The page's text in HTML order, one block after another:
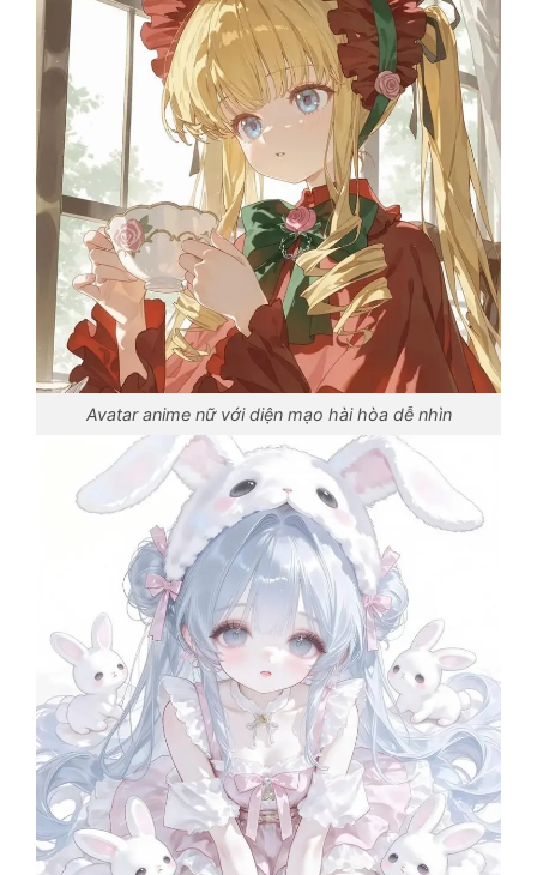
Avatar anime nữ với diện mạo hài hòa dễ nhìn